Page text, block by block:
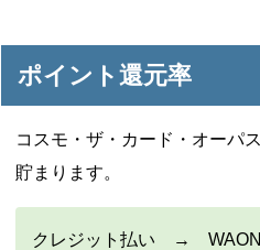
ポイント還元率
コスモ・ザ・カード・オーパ
貯まります。
クレジット払い → WAON